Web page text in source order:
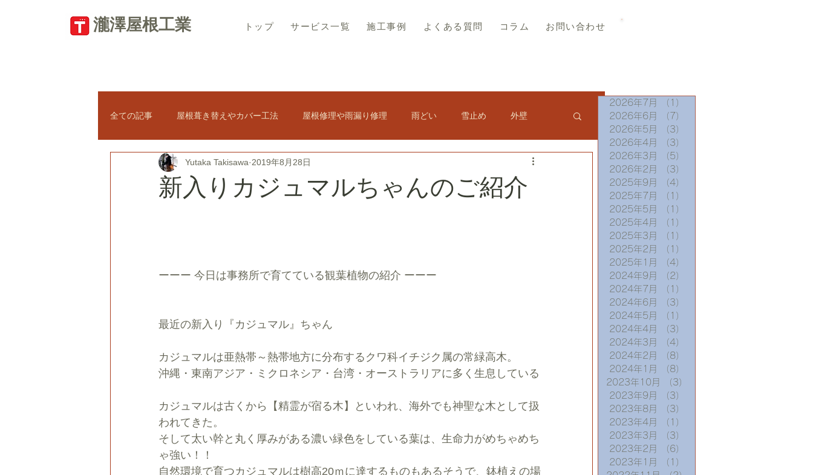
​瀧澤屋根工業 トップ サービス一覧 施工事例 よくある質問 コラム お問い合わせ
全ての記事 屋根葺き替えやカバー工法 屋根修理や雨漏り修理 雨どい 雪止め 外壁
瓦屋根の修理 新築屋根工事 その他
新入りカジュマルちゃんのご紹介
Yutaka Takisawa 2019年8月28日
ーーー 今日は事務所で育てている観葉植物の紹介 ーーー
最近の新入り『カジュマル』ちゃん
カジュマルは亜熱帯～熱帯地方に分布するクワ科イチジク属の常緑高木。
沖縄・東南アジア・ミクロネシア・台湾・オーストラリアに多く生息している
カジュマルは古くから【精霊が宿る木】といわれ、海外でも神聖な木として扱
われてきた。
そして太い幹と丸く厚みがある濃い緑色をしている葉は、生命力がめちゃめち
ゃ強い！！
自然環境で育つカジュマルは樹高20ｍに達するものもあるそうで、鉢植えの場
2026年7月 （1）
2026年6月
（7）
2026年5月
（3）
2026年4月
（3）
2026年3月
（5）
2026年2月
（3）
2025年9月
（4）
2025年7月
（1）
2025年5月
（1）
2025年4月
（1）
2025年3月
（1）
2025年2月
（1）
2025年1月
（4）
2024年9月
（2）
2024年7月
（1）
2024年6月
（3）
2024年5月
（1）
2024年4月
（3）
2024年3月
（4）
2024年2月
（8）
2024年1月
（8）
2023年10月
（3）
2023年9月
（3）
2023年8月
（3）
2023年4月
（1）
2023年3月
（3）
2023年2月
（6）
2023年1月
（1）